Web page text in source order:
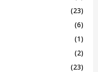
(23)
(6)
(1)
(2)
(23)